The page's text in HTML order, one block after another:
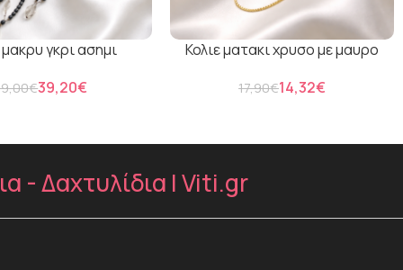
μακρυ γκρι ασημι
€39,20€
Κολιε ματακι χρυσο με μαυρο
17,90€14,32€
- Δαχτυλίδια | Viti.gr